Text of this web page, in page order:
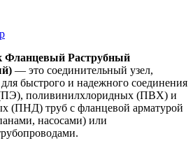
Раструбный
— это соединительный узел,
быстрого и надежного соединения
поливинилхлоридных (ПВХ) и
(ПНД) труб с фланцевой арматурой
насосами) или